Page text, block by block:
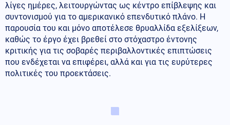
λίγες ημέρες, λειτουργώντας ως κέντρο επίβλεψης και
συντονισμού για το αμερικανικό επενδυτικό πλάνο. Η
παρουσία του και μόνο αποτέλεσε θρυαλλίδα εξελίξεων,
καθώς το έργο έχει βρεθεί στο στόχαστρο έντονης
κριτικής για τις σοβαρές περιβαλλοντικές επιπτώσεις
που ενδέχεται να επιφέρει, αλλά και για τις ευρύτερες
πολιτικές του προεκτάσεις.